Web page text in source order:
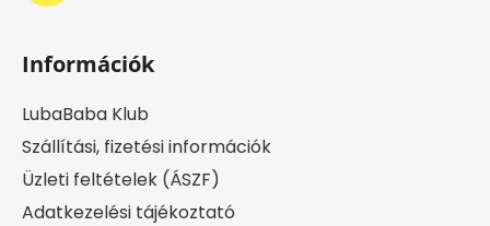
Információk
LubaBaba Klub
Szállítási, fizetési információk
Üzleti feltételek (ÁSZF)
Adatkezelési tájékoztató